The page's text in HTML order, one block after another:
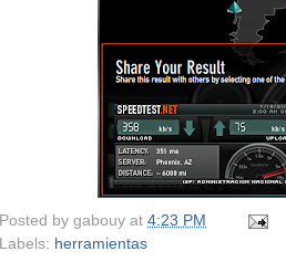
Posted by gabouy at 4:23 PM
Labels: herramientas